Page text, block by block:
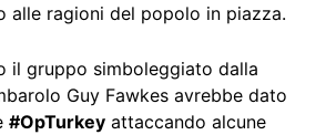
alle ragioni del popolo in piazza.
il gruppo simboleggiato dalla
Guy Fawkes avrebbe dato
#OpTurkey attaccando alcune